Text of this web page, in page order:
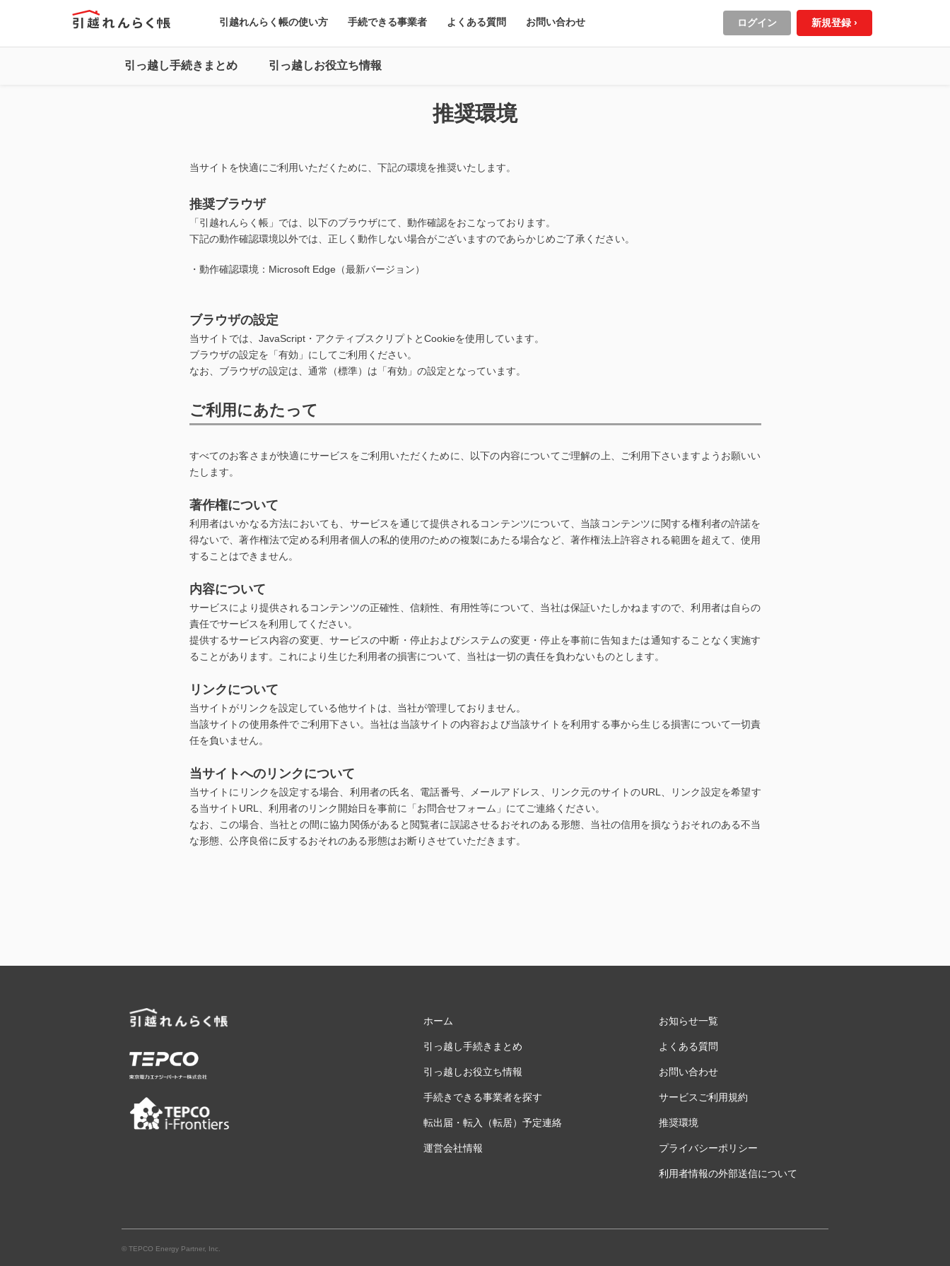
引越れんらく帳の使い方 手続できる事業者 よくある質問 お問い合わせ ログイン 新規登録 ›
引っ越し手続きまとめ 引っ越しお役立ち情報
推奨環境
当サイトを快適にご利用いただくために、下記の環境を推奨いたします。
推奨ブラウザ
「引越れんらく帳」では、以下のブラウザにて、動作確認をおこなっております。
下記の動作確認環境以外では、正しく動作しない場合がございますのであらかじめご了承ください。
・動作確認環境：Microsoft Edge（最新バージョン）
ブラウザの設定
当サイトでは、JavaScript・アクティブスクリプトとCookieを使用しています。
ブラウザの設定を「有効」にしてご利用ください。
なお、ブラウザの設定は、通常（標準）は「有効」の設定となっています。
ご利用にあたって
すべてのお客さまが快適にサービスをご利用いただくために、以下の内容についてご理解の上、ご利用下さいますようお願いい
たします。
著作権について
利用者はいかなる方法においても、サービスを通じて提供されるコンテンツについて、当該コンテンツに関する権利者の許諾を
得ないで、著作権法で定める利用者個人の私的使用のための複製にあたる場合など、著作権法上許容される範囲を超えて、使用
することはできません。
内容について
サービスにより提供されるコンテンツの正確性、信頼性、有用性等について、当社は保証いたしかねますので、利用者は自らの
責任でサービスを利用してください。
提供するサービス内容の変更、サービスの中断・停止およびシステムの変更・停止を事前に告知または通知することなく実施す
ることがあります。これにより生じた利用者の損害について、当社は一切の責任を負わないものとします。
リンクについて
当サイトがリンクを設定している他サイトは、当社が管理しておりません。
当該サイトの使用条件でご利用下さい。当社は当該サイトの内容および当該サイトを利用する事から生じる損害について一切責
任を負いません。
当サイトへのリンクについて
当サイトにリンクを設定する場合、利用者の氏名、電話番号、メールアドレス、リンク元のサイトのURL、リンク設定を希望す
る当サイトURL、利用者のリンク開始日を事前に「お問合せフォーム」にてご連絡ください。
なお、この場合、当社との間に協力関係があると閲覧者に誤認させるおそれのある形態、当社の信用を損なうおそれのある不当
な形態、公序良俗に反するおそれのある形態はお断りさせていただきます。
ホーム
引っ越し手続きまとめ
引っ越しお役立ち情報
手続きできる事業者を探す
転出届・転入（転居）予定連絡
運営会社情報
お知らせ一覧
よくある質問
お問い合わせ
サービスご利用規約
推奨環境
プライバシーポリシー
利用者情報の外部送信について
© TEPCO Energy Partner, Inc.